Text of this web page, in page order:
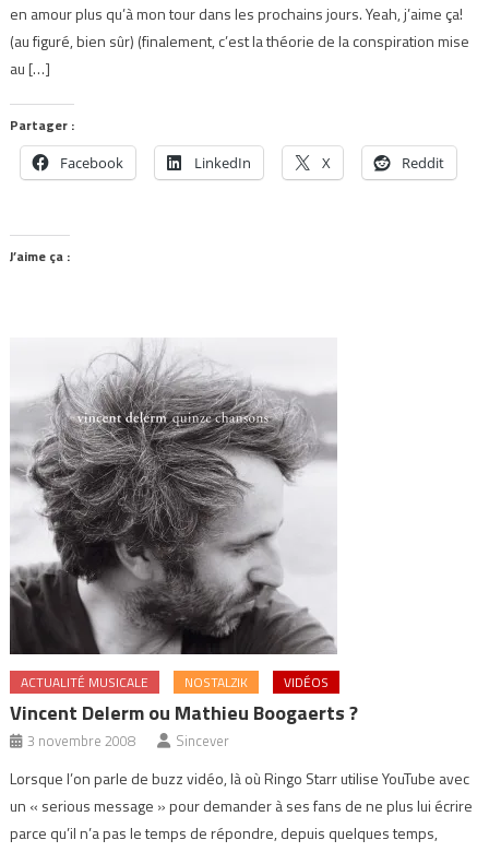
en amour plus qu’à mon tour dans les prochains jours. Yeah, j’aime ça!
(au figuré, bien sûr) (finalement, c’est la théorie de la conspiration mise
au […]
Partager :
Facebook LinkedIn X Reddit
J’aime ça :
ACTUALITÉ MUSICALE NOSTALZIK VIDÉOS
Vincent Delerm ou Mathieu Boogaerts ?
3 novembre 2008 Sincever
Lorsque l’on parle de buzz vidéo, là où Ringo Starr utilise YouTube avec
un « serious message » pour demander à ses fans de ne plus lui écrire
parce qu’il n’a pas le temps de répondre, depuis quelques temps,